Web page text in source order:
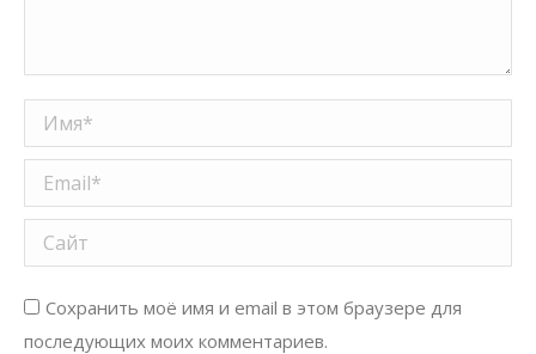
Имя *
Email *
Сайт
Сохранить моё имя и email в этом браузере для
последующих моих комментариев.